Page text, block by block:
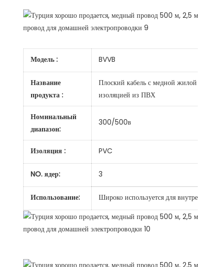
Модель : BVVB
Название
продукта :
Плоский кабель с медной жилой и
изоляцией из ПВХ
Номинальный
диапазон:
300/500в
Изоляция : PVC
NO. ядер: 3
Использование: Широко используется для внутренних